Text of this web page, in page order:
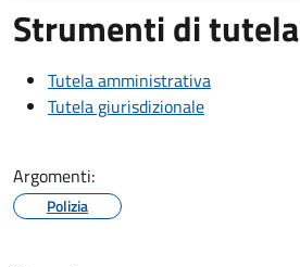
Strumenti di tutela
Tutela amministrativa
Tutela giurisdizionale
Argomenti:
Polizia